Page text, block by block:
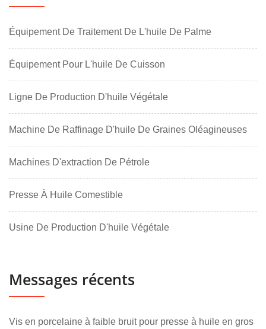
Équipement De Traitement De L'huile De Palme
Équipement Pour L'huile De Cuisson
Ligne De Production D'huile Végétale
Machine De Raffinage D'huile De Graines Oléagineuses
Machines D'extraction De Pétrole
Presse À Huile Comestible
Usine De Production D'huile Végétale
Messages récents
Vis en porcelaine à faible bruit pour presse à huile en gros